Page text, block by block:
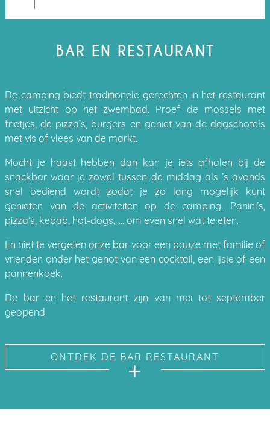
BAR EN RESTAURANT
De camping biedt traditionele gerechten in het restaurant
met uitzicht op het zwembad. Proef de mossels met
frietjes, de pizza’s, burgers en geniet van de dagschotels
met vis of vlees van de markt.
Mocht je haast hebben dan kan je iets afhalen bij de
snackbar waar je zowel tussen de middag als ’s avonds
snel bediend wordt zodat je zo lang mogelijk kunt
genieten van de activiteiten op de camping. Panini’s,
pizza’s, kebab, hot-dogs,….. om even snel wat te eten.
En niet te vergeten onze bar voor een pauze met familie of
vrienden onder het genot van een cocktail, een ijsje of een
pannenkoek.
De bar en het restaurant zijn van mei tot september
geopend.
ONTDEK DE BAR RESTAURANT